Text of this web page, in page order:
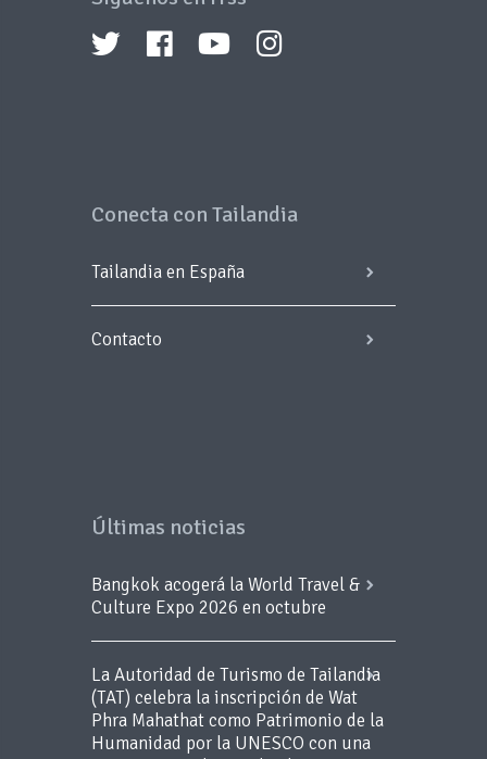
Conecta con Tailandia
Tailandia en España
Contacto
Últimas noticias
Bangkok acogerá la World Travel &
Culture Expo 2026 en octubre
La Autoridad de Turismo de Tailandia
(TAT) celebra la inscripción de Wat
Phra Mahathat como Patrimonio de la
Humanidad por la UNESCO con una